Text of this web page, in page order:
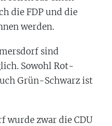
die FDP und die
werden.
sind
Sowohl Rot-
Grün-Schwarz ist
wurde zwar die CDU